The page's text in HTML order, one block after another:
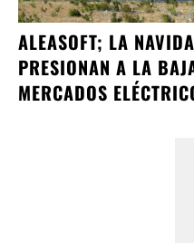
ALEASOFT; LA
PRESIONAN A LA
MERCADOS